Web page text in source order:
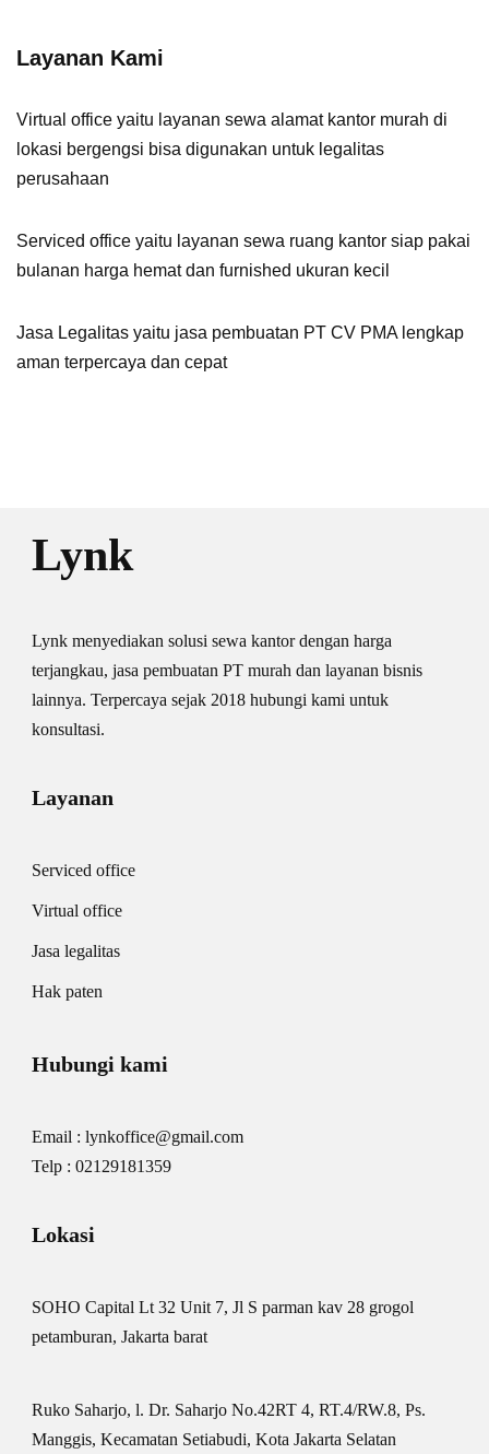
Layanan Kami
Virtual office yaitu layanan sewa alamat kantor murah di
lokasi bergengsi bisa digunakan untuk legalitas
perusahaan
Serviced office yaitu layanan sewa ruang kantor siap pakai
bulanan harga hemat dan furnished ukuran kecil
Jasa Legalitas yaitu jasa pembuatan PT CV PMA lengkap
aman terpercaya dan cepat
Lynk
Lynk menyediakan solusi sewa kantor dengan harga
terjangkau, jasa pembuatan PT murah dan layanan bisnis
lainnya. Terpercaya sejak 2018 hubungi kami untuk
konsultasi.
Layanan
Serviced office
Virtual office
Jasa legalitas
Hak paten
Hubungi kami
Email : lynkoffice@gmail.com
Telp : 02129181359
Lokasi
SOHO Capital Lt 32 Unit 7, Jl S parman kav 28 grogol
petamburan, Jakarta barat
Ruko Saharjo, l. Dr. Saharjo No.42RT 4, RT.4/RW.8, Ps.
Manggis, Kecamatan Setiabudi, Kota Jakarta Selatan